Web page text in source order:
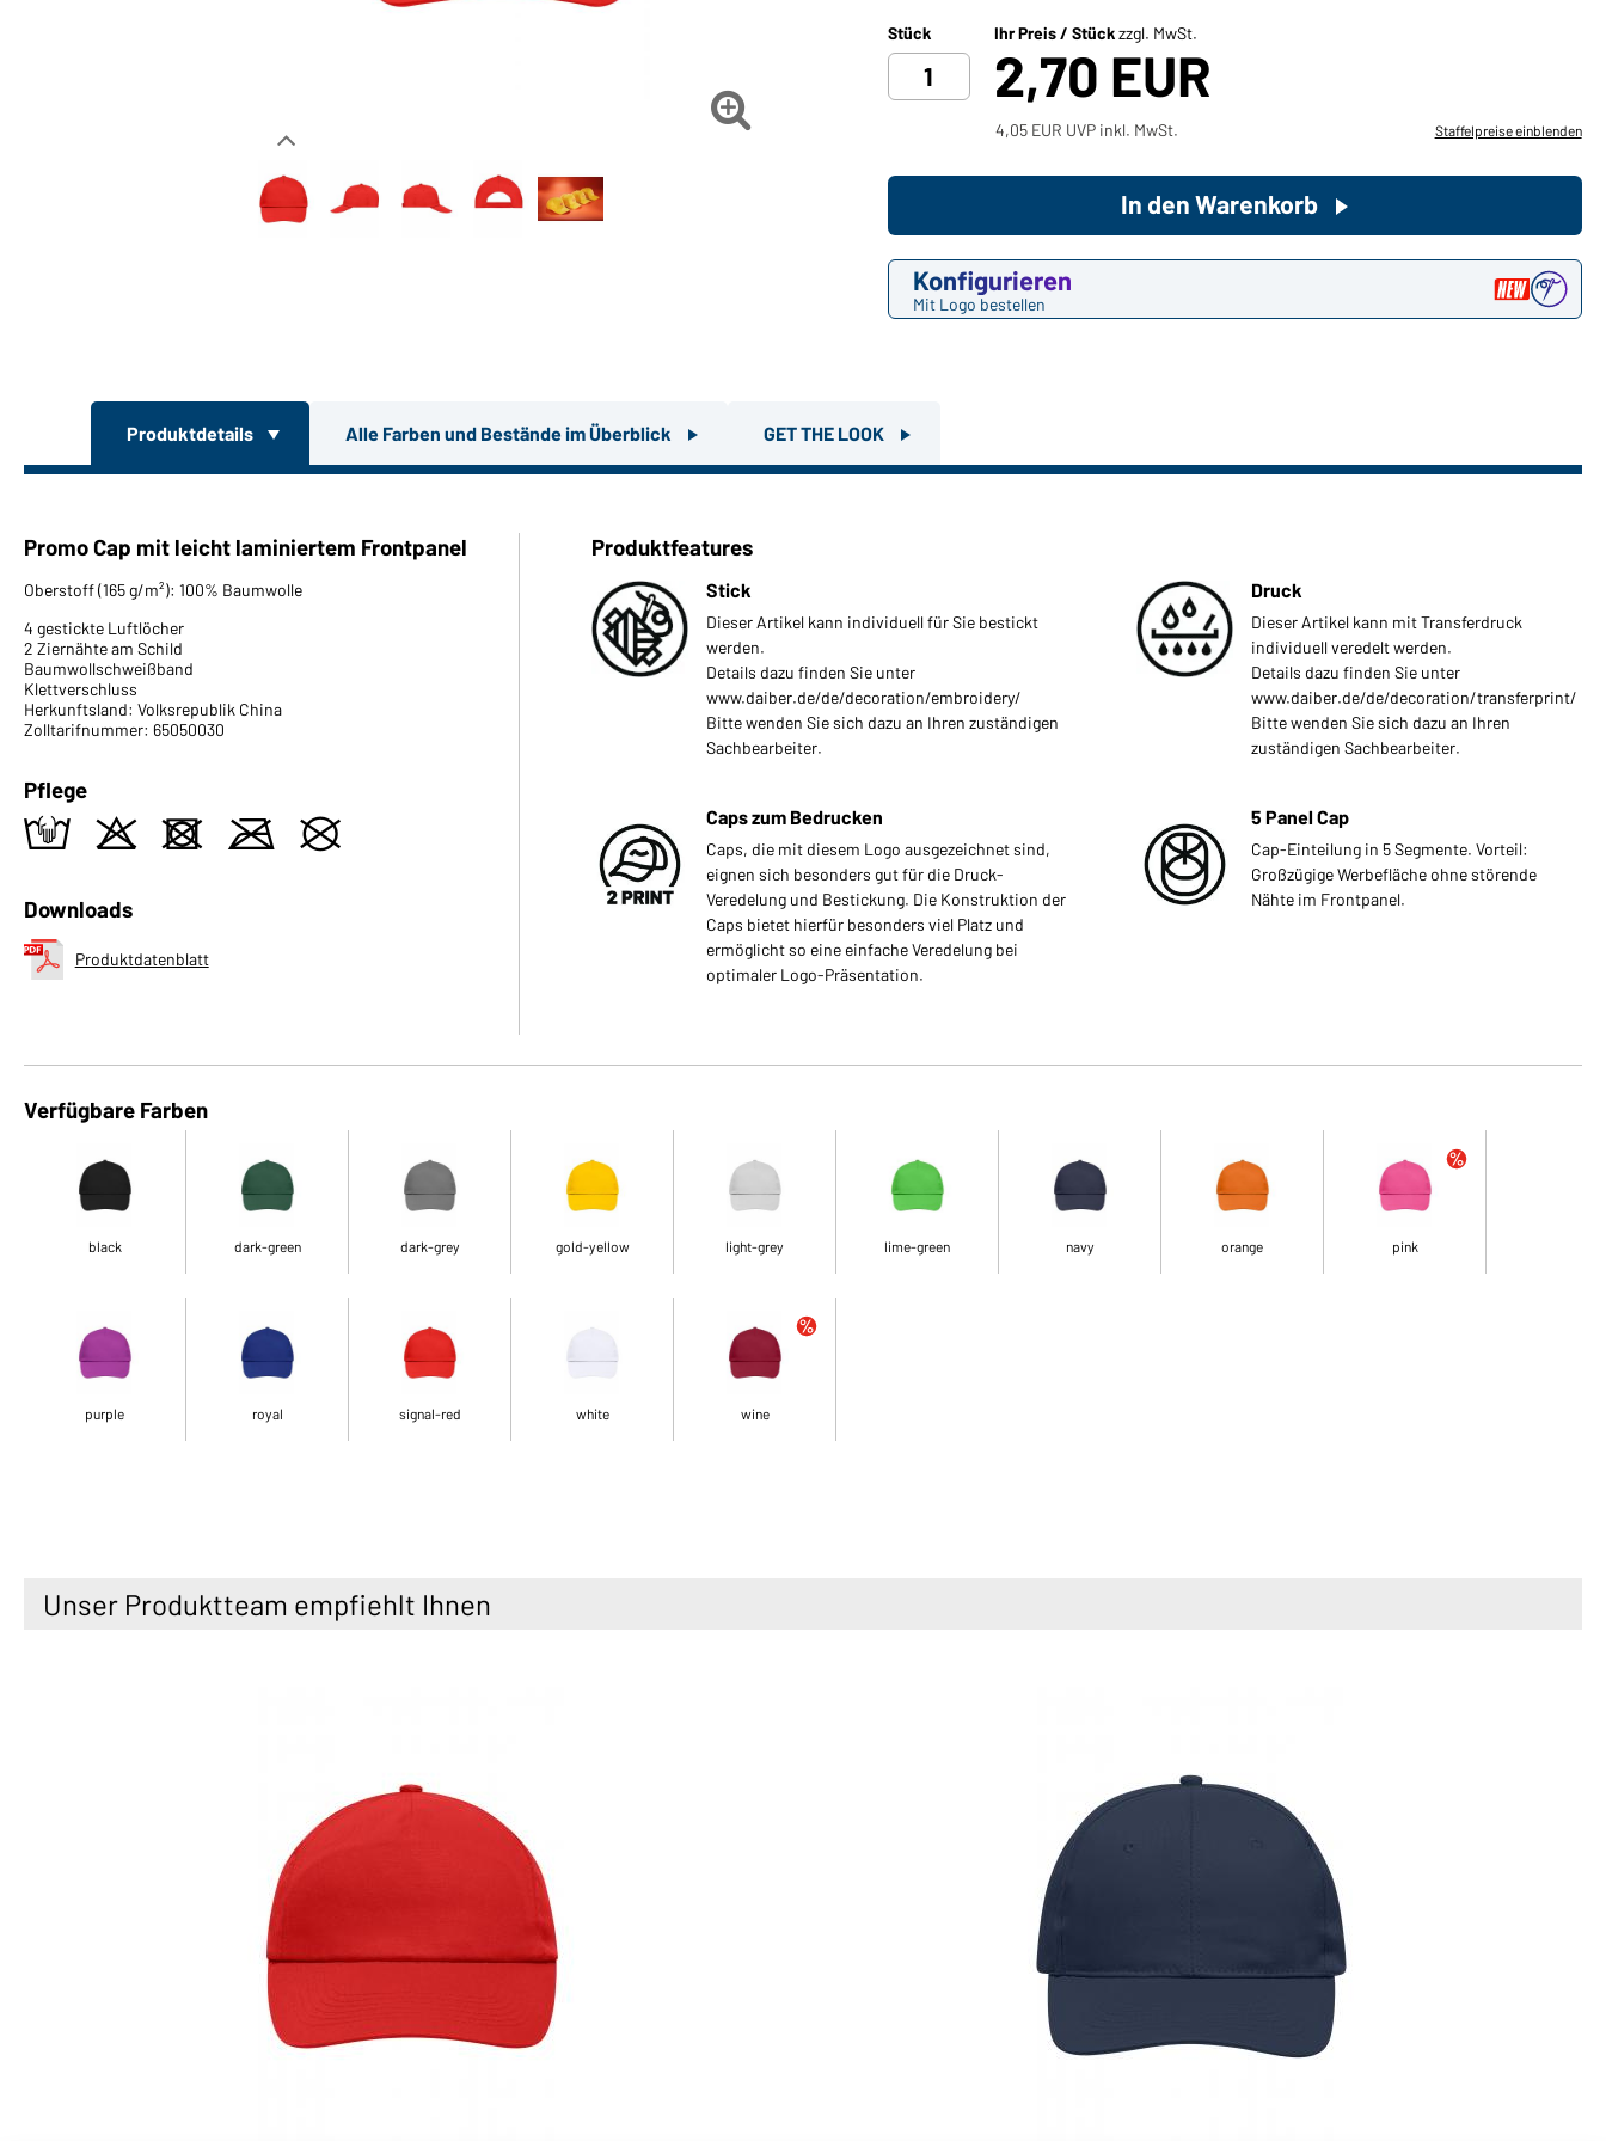
Hier geht's zu unserem

Stück Ihr Preis / Stückzzgl. MwSt.
2,70 EUR
4,05 EUR UVP inkl. MwSt. Staffelpreise einblenden
Konfigurieren
Mit Logo bestellen
In den Warenkorb
Produktdetails Alle Farben und Bestände im Überblick GET THE LOOK
Promo Cap mit leicht laminiertem Frontpanel
Oberstoff (165 g/m²): 100% Baumwolle
4 gestickte Luftlöcher
2 Ziernähte am Schild
Baumwollschweißband
Klettverschluss
Herkunftsland: Volksrepublik China
Zolltarifnummer: 65050030
Pflege
t o d m U
Downloads
Produktdatenblatt
Produktfeatures
Stick
Dieser Artikel kann individuell für Sie bestickt
werden.
Details dazu finden Sie unter
www.daiber.de/de/decoration/embroidery/
Bitte wenden Sie sich dazu an Ihren zuständigen
Sachbearbeiter.
Druck
Dieser Artikel kann mit Transferdruck
individuell veredelt werden.
Details dazu finden Sie unter
www.daiber.de/de/decoration/transferprint/
Bitte wenden Sie sich dazu an Ihren
zuständigen Sachbearbeiter.
Caps zum Bedrucken
Caps, die mit diesem Logo ausgezeichnet sind,
eignen sich besonders gut für die Druck-
Veredelung und Bestickung. Die Konstruktion der
Caps bietet hierfür besonders viel Platz und
ermöglicht so eine einfache Veredelung bei
optimaler Logo-Präsentation.
5 Panel Cap
Cap-Einteilung in 5 Segmente. Vorteil:
Großzügige Werbefläche ohne störende
Nähte im Frontpanel.
Verfügbare Farben
black dark-green dark-grey gold-yellow light-grey lime-green navy orange pink
purple royal signal-red white wine
Unser Produktteam empfiehlt Ihnen